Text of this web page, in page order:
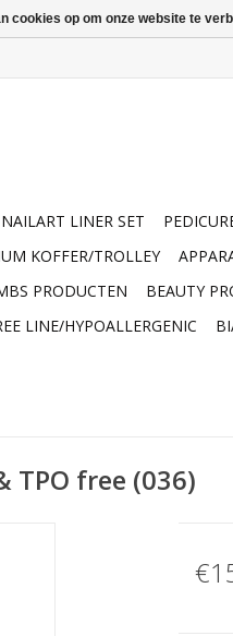
NAILART LINER SET
KOFFER/TROLLEY
PRODUCTEN
BEAUTY
LINE/HYPOALLERGENIC
TPO free (036)
cookies op om onze website te